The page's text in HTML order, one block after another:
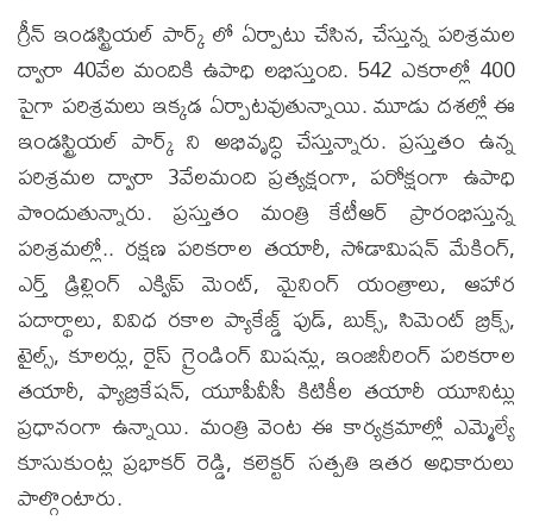
గ్రీన్ ఇండస్ట్రియల్ పార్క్ లో ఏర్పాటు చేసిన, చేస్తున్న పరిశ్రమల
ద్వారా 40వేల మందికి ఉపాధి లభిస్తుంది. 542 ఎకరాల్లో 400
పైగా పరిశ్రమలు ఇక్కడ ఏర్పాటవుతున్నాయి. మూడు దశల్లో ఈ
ఇండస్ట్రియల్ పార్క్ ని అభివృద్ధి చేస్తున్నారు. ప్రస్తుతం ఉన్న
పరిశ్రమల ద్వారా 3వేలమంది ప్రత్యక్షంగా, పరోక్షంగా ఉపాధి
పొందుతున్నారు. ప్రస్తుతం మంత్రి కేటీఆర్ ప్రారంభిస్తున్న
పరిశ్రమల్లో.. రక్షణ పరికరాల తయారీ, సోడామిషన్‌ మేకింగ్‌,
ఎర్త్‌ డ్రిల్లింగ్‌ ఎక్విప్ మెంట్‌, మైనింగ్‌ యంత్రాలు, ఆహార
పదార్థాలు, వివిధ రకాల ప్యాకేజ్డ్ ఫుడ్, బుక్స్, సిమెంట్ బ్రిక్స్,
టైల్స్, కూలర్లు, రైస్ గ్రైండింగ్ మిషన్లు, ఇంజినీరింగ్‌ పరికరాల
తయారీ, ఫ్యాబ్రికేషన్‌, యూపీవీసీ కిటికీల తయారీ యూనిట్లు
ప్రధానంగా ఉన్నాయి. మంత్రి వెంట ఈ కార్యక్రమాల్లో ఎమ్మెల్యే
కూసుకుంట్ల ప్రభాకర్ రెడ్డి, కలెక్టర్ సత్పతి ఇతర అధికారులు
పాల్గొంటారు.